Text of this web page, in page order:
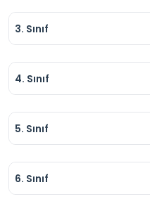
3. Sınıf
4. Sınıf
5. Sınıf
6. Sınıf